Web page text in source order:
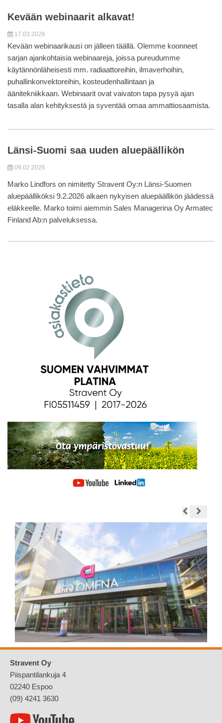
Kevään webinaarit alkavat!
17.03.2026
Kevään webinaarikausi on jälleen täällä. Olemme koonneet
sarjan ajankohtaisia webinaareja, joissa pureudumme
käytännönläheisesti mm. radiaattoreihin, ilmaverhoihin,
puhallinkonvektoreihin, kosteudenhallintaan ja
äänitekniikkaan. Webinaarit ovat vaivaton tapa pysyä ajan
tasalla alan kehityksestä ja syventää omaa ammattiosaamista.
Länsi-Suomi saa uuden aluepäällikön
09.02.2026
Marko Lindfors on nimitetty Stravent Oy:n Länsi-Suomen
aluepäälliköksi 9.2.2026 alkaen nykyisen aluepäällikön jäädessä
eläkkeelle. Marko toimi aiemmin Sales Managerina Oy Armatec
Finland Ab:n palveluksessa.
Stravent Oy
Piispantilankuja 4
02240 Espoo
(09) 4241 3630